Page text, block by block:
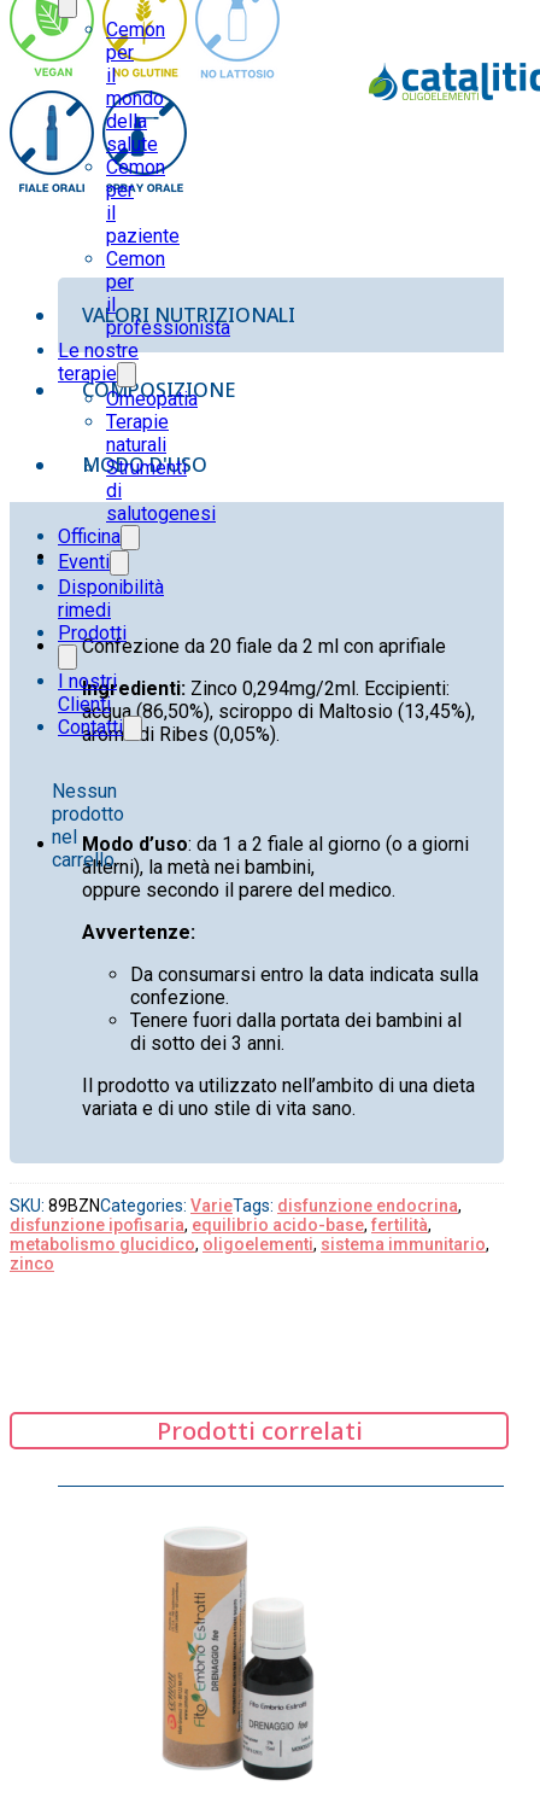
Cemon
per
il
mondo
della
salute
Cemon
per
il
paziente
Cemon
per
il
professionista
Le nostre
terapie
Omeopatia
Terapie
naturali
Strumenti
di
salutogenesi
Officina
Eventi
Disponibilità
rimedi
Prodotti
I nostri
Clienti
Contatti
Nessun
prodotto
nel
carrello.
quantità
VALORI NUTRIZIONALI
COMPOSIZIONE
MODO D'USO
Confezione da 20 fiale da 2 ml con aprifiale
Ingredienti: Zinco 0,294mg/2ml. Eccipienti:
acqua (86,50%), sciroppo di Maltosio (13,45%),
aroma di Ribes (0,05%).
Modo d’uso: da 1 a 2 fiale al giorno (o a giorni
alterni), la metà nei bambini,
oppure secondo il parere del medico.
Avvertenze:
Da consumarsi entro la data indicata sulla
confezione.
Tenere fuori dalla portata dei bambini al
di sotto dei 3 anni.
Il prodotto va utilizzato nell’ambito di una dieta
variata e di uno stile di vita sano.
SKU: 89BZNCategories: VarieTags: disfunzione endocrina,
disfunzione ipofisaria, equilibrio acido-base, fertilità,
metabolismo glucidico, oligoelementi, sistema immunitario,
zinco
Prodotti correlati